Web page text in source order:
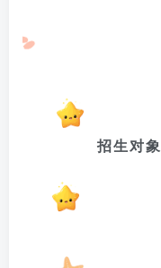
招生对象